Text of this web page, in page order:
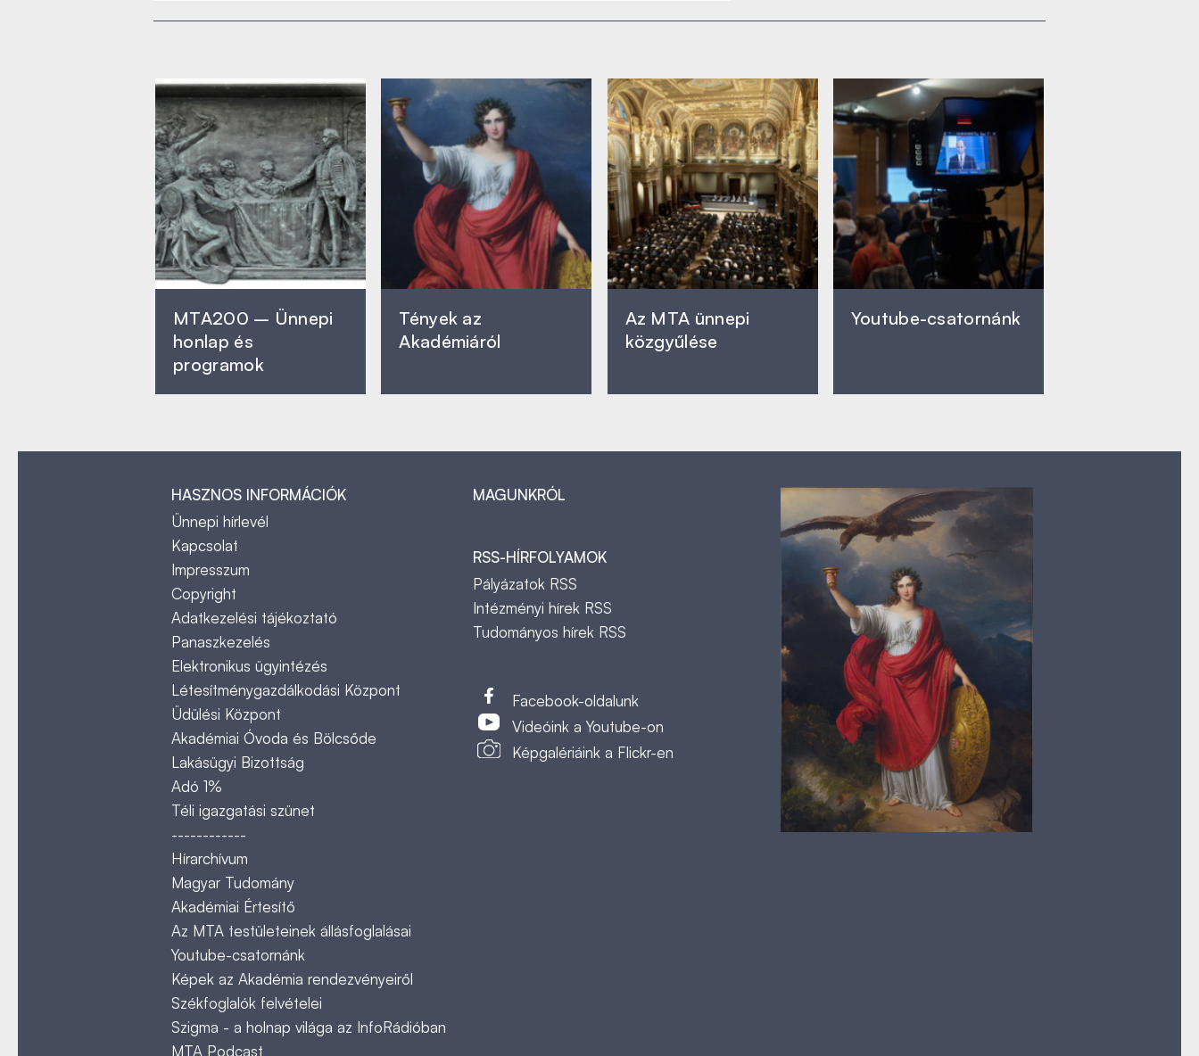
MTA200 – Ünnepi
honlap és
programok
Tények az
Akadémiáról
Az MTA ünnepi
közgyűlése
Youtube-csatornánk
HASZNOS INFORMÁCIÓK
Ünnepi hírlevél
Kapcsolat
Impresszum
Copyright
Adatkezelési tájékoztató
Panaszkezelés
Elektronikus ügyintézés
Létesítménygazdálkodási Központ
Üdülési Központ
Akadémiai Óvoda és Bölcsőde
Lakásügyi Bizottság
Adó 1%
Téli igazgatási szünet
------------
Hírarchívum
Magyar Tudomány
Akadémiai Értesítő
Az MTA testületeinek állásfoglalásai
Youtube-csatornánk
Képek az Akadémia rendezvényeiről
Székfoglalók felvételei
Szigma - a holnap világa az InfoRádióban
MTA Podcast
MAGUNKRÓL
RSS-HÍRFOLYAMOK
Pályázatok RSS
Intézményi hírek RSS
Tudományos hírek RSS
Facebook-oldalunk
Videóink a Youtube-on
Képgalériáink a Flickr-en